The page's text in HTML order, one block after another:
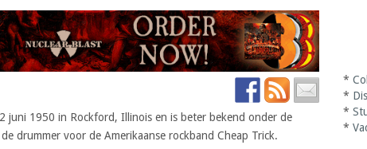
juni 1950 in Rockford, Illinois en is beter bekend onder de
drummer voor de Amerikaanse rockband Cheap Trick.
*
*
*
*